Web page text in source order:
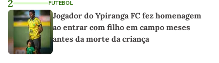
2 FUTEBOL
Jogador do Ypiranga FC fez homenagem
ao entrar com filho em campo meses
antes da morte da criança